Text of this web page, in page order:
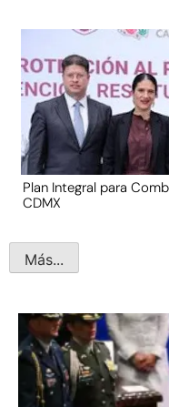
Plan Integral para
CDMX
Más...